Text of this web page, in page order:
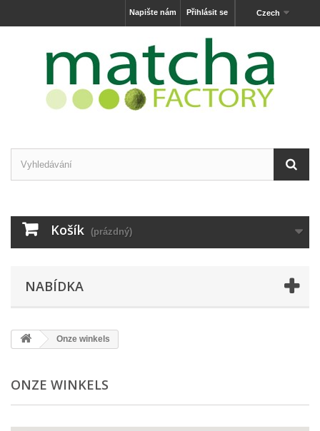
Czech
Přihlásit se
Napište nám
Košík (prázdný)
NABÍDKA
Onze winkels
ONZE WINKELS